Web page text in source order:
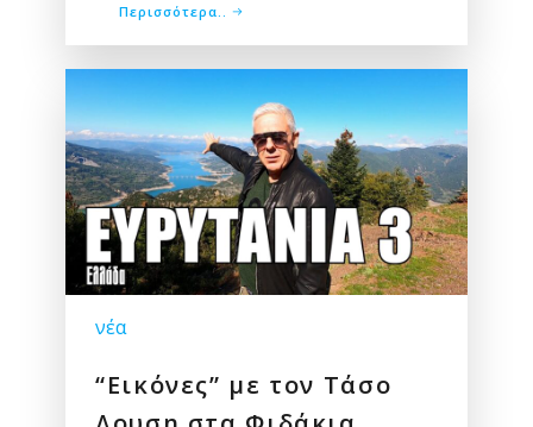
Περισσότερα..
νέα
“Εικόνες” με τον Τάσο